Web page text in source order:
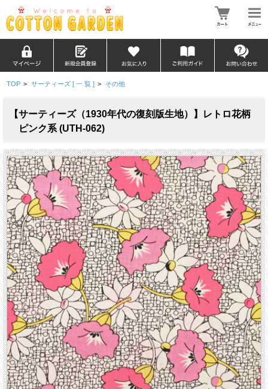
TOP > サーティーズ [ 一 覧 ] > その他
【サーティーズ（1930年代の復刻版生地）】レトロ花柄
ピンク系 (UTH-062)